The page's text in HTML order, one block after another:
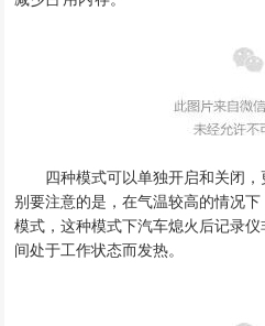
四种模式可以单独开启和关闭
别要注意的是，在气温较高的情况
模式，这种模式下汽车熄火后记录
间处于工作状态而发热。